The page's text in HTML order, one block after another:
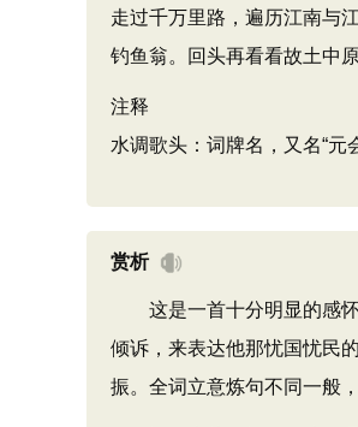
走过千万里路，遍历江南与
钓鱼翁。回头再看看故土中
注释
水调歌头：词牌名，又名“元
赏析
这是一首十分明显的感怀
倾诉，来表达他那忧国忧民
振。全词立意炼句不同一般